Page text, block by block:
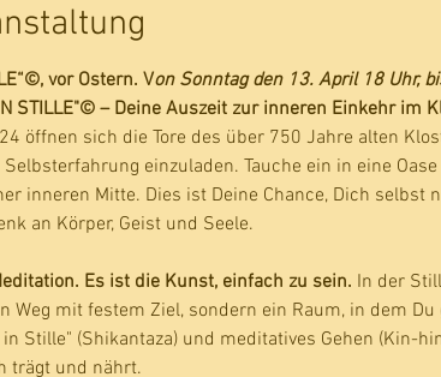
vor Ostern. Von Sonntag den 13. April 18 Uhr,
STILLE"© – Deine Auszeit zur inneren Einkehr im
öffnen sich die Tore des über 750 Jahre alten
einzuladen. Tauche ein in eine
inneren Mitte. Dies ist Deine Chance, Dich selbst
an Körper, Geist und Seele.
Es ist die Kunst, einfach zu sein. In der
Weg mit festem Ziel, sondern ein Raum, in dem
Stille" (Shikantaza) und meditatives Gehen (Kin-
trägt und nährt.